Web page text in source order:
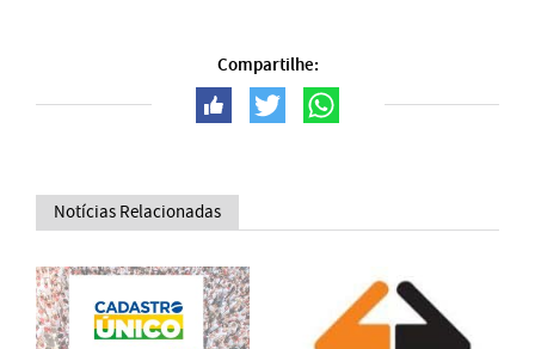
Compartilhe:
Notícias Relacionadas